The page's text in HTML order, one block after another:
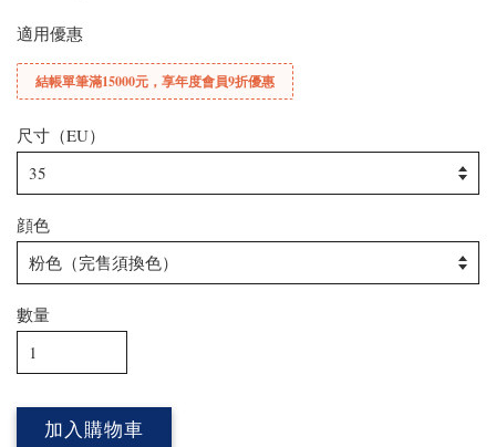
適用優惠
結帳單筆滿15000元，享年度會員9折優惠
尺寸（EU）
顔色
數量
加入購物車